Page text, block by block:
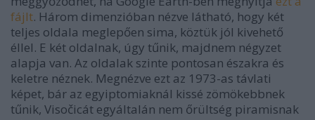
fájlt. Három dimenzióban nézve látható, hogy két
teljes oldala meglepően sima, köztük jól kivehető
éllel. E két oldalnak, úgy tűnik, majdnem négyzet
alapja van. Az oldalak szinte pontosan északra és
keletre néznek. Megnézve ezt az 1973-as távlati
képet, bár az egyiptomiaknál kissé zömökebbnek
tűnik, Visočicát egyáltalán nem őrültség piramisnak